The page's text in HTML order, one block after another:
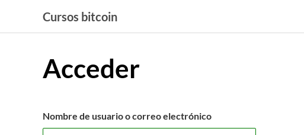
contenido
Cursos bitcoin
Acceder
Nombre de usuario o correo electrónico